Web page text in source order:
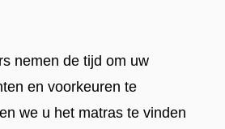
nemen de tijd om uw
en voorkeuren te
we u het matras te vinden